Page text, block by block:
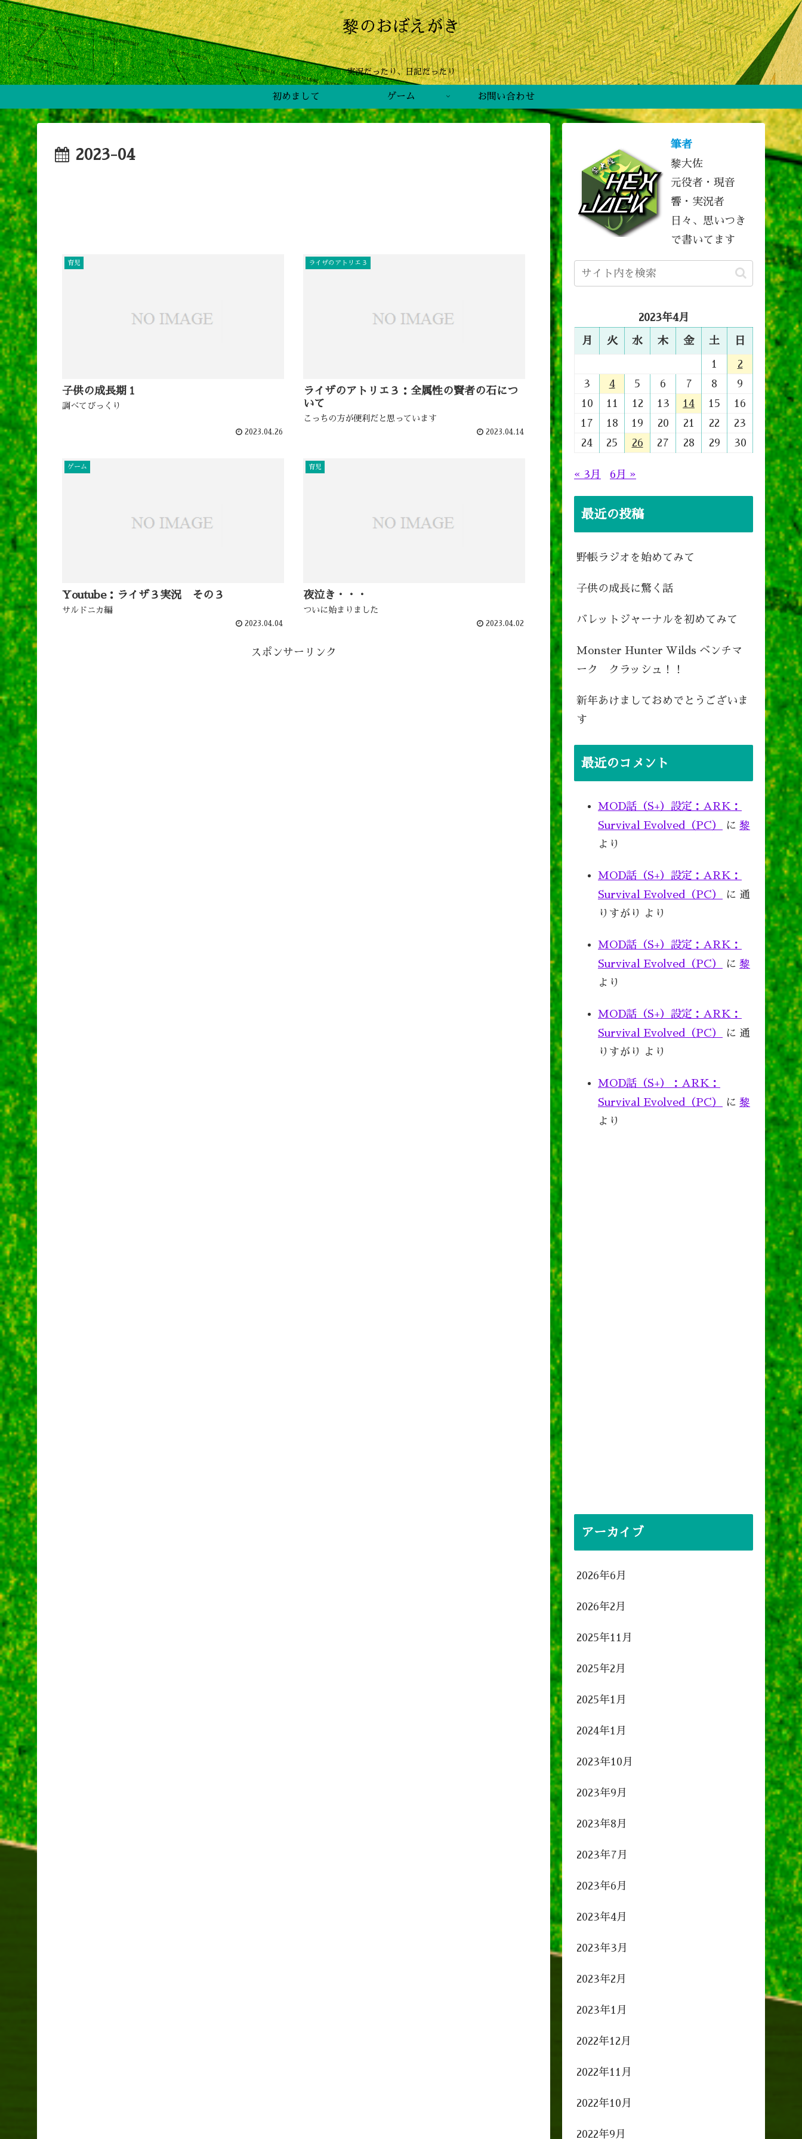
黎のおぼえがき
実況だったり、日記だったり
初めまして ゲーム お問い合わせ
2023-04
育児
子供の成長期１
調べてびっくり
2023.04.26
ライザのアトリエ３
ライザのアトリエ３：全属性の賢者の石につ
いて
こっちの方が便利だと思っています
2023.04.14
ゲーム
Youtube：ライザ３実況 その３
サルドニカ編
2023.04.04
育児
夜泣き・・・
ついに始まりました
2023.04.02
スポンサーリンク
筆者
黎大佐
元役者・現音
響・実況者
日々、思いつき
で書いてます
2023年4月
月 火 水 木 金 土 日
1
2
3
4 5 6 7 8
9
10
11 12 13 14 15
16
17
18 19 20 21 22
23
24
25 26 27 28 29 30
« 3月 6月 »
最近の投稿
野帳ラジオを始めてみて
子供の成長に驚く話
バレットジャーナルを初めてみて
Monster Hunter Wilds ベンチマ
ーク クラッシュ！！
新年あけましておめでとうございま
す
最近のコメント
MOD話（S+）設定：ARK：
Survival Evolved（PC）
に 黎
より
MOD話（S+）設定：ARK：
Survival Evolved（PC）
に 通
りすがり
より
MOD話（S+）設定：ARK：
Survival Evolved（PC）
に 黎
より
MOD話（S+）設定：ARK：
Survival Evolved（PC）
に 通
りすがり
より
MOD話（S+）：ARK：
Survival Evolved（PC）
に 黎
より
アーカイブ
2026年6月
2026年2月
2025年11月
2025年2月
2025年1月
2024年1月
2023年10月
2023年9月
2023年8月
2023年7月
2023年6月
2023年4月
2023年3月
2023年2月
2023年1月
2022年12月
2022年11月
2022年10月
2022年9月